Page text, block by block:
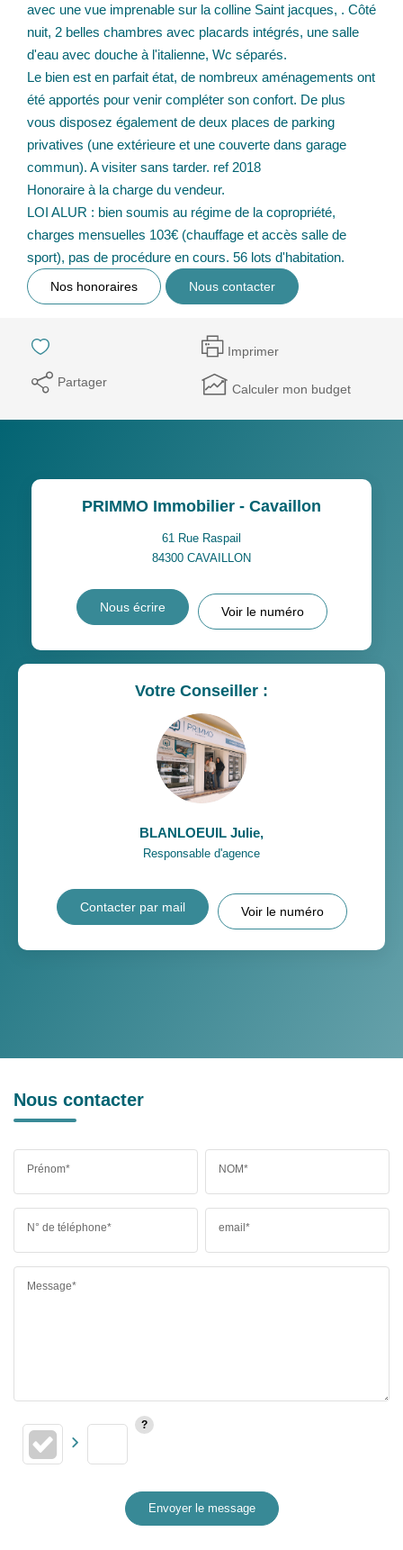
avec une vue imprenable sur la colline Saint jacques, . Côté
nuit, 2 belles chambres avec placards intégrés, une salle
d'eau avec douche à l'italienne, Wc séparés.
Le bien est en parfait état, de nombreux aménagements ont
été apportés pour venir compléter son confort. De plus
vous disposez également de deux places de parking
privatives (une extérieure et une couverte dans garage
commun). A visiter sans tarder. ref 2018
Honoraire à la charge du vendeur.
LOI ALUR : bien soumis au régime de la copropriété,
charges mensuelles 103€ (chauffage et accès salle de
sport), pas de procédure en cours. 56 lots d'habitation.
Nos honoraires Nous contacter
Imprimer
Partager Calculer mon budget
PRIMMO Immobilier - Cavaillon
61 Rue Raspail
84300 CAVAILLON
Nous écrire Voir le numéro
Votre Conseiller :
BLANLOEUIL Julie,
Responsable d'agence
Contacter par mail Voir le numéro
Nous contacter
Prénom* NOM*
N° de téléphone* email*
Message*
Envoyer le message